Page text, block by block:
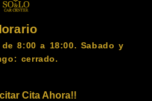
8:00 a 18:00. Sabado y
cerrado.
Cita Ahora!!